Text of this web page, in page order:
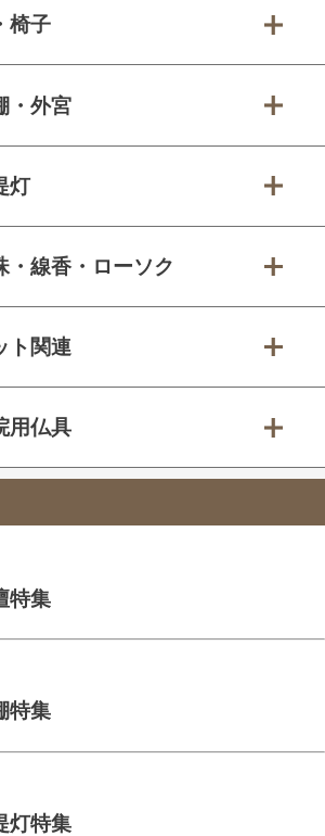
椅子
・外宮
灯
・線香・ローソク
ト関連
用仏具
特集
特集
灯特集